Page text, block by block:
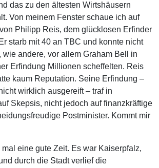
das zu den ältesten Wirtshäusern
Von meinem Fenster schaue ich auf
Philipp Reis, dem glücklosen Erfinder
starb mit 40 an TBC und konnte nicht
wie andere, vor allem Graham Bell in
Erfindung Millionen scheffelten. Reis
kaum Reputation. Seine Erfindung –
wirklich ausgereift – traf in
Skepsis, nicht jedoch auf finanzkräftige
Postminister. Kommt mir
eine gute Zeit. Es war Kaiserpfalz,
durch die Stadt verlief die